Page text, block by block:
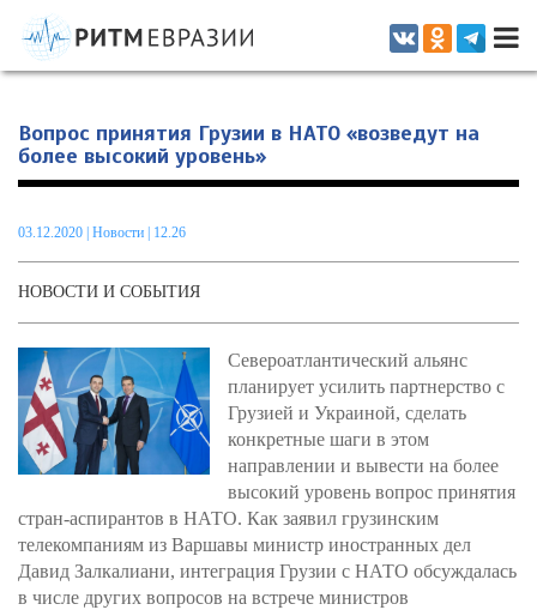
Информационно-аналитическое издание, посвященное актуальным
проблемам интеграции на постсоветском пространстве
Вопрос принятия Грузии в НАТО «возведут на
более высокий уровень»
03.12.2020 Новости | 12.26
НОВОСТИ И СОБЫТИЯ
Североатлантический альянс
планирует усилить партнерство с
Грузией и Украиной, сделать
конкретные шаги в этом
направлении и вывести на более
высокий уровень вопрос принятия
стран-аспирантов в НАТО. Как заявил грузинским
телекомпаниям из Варшавы министр иностранных дел
Давид Залкалиани, интеграция Грузии с НАТО обсуждалась
в числе других вопросов на встрече министров